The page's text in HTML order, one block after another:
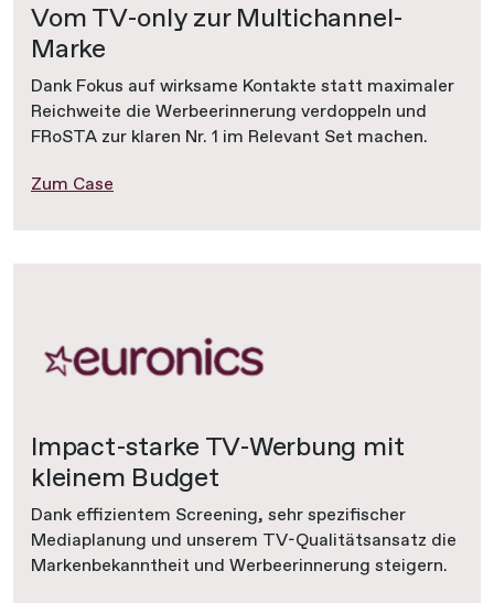
Vom TV-only zur Multichannel-
Marke
Dank Fokus auf wirksame Kontakte statt maximaler
Reichweite die Werbeerinnerung verdoppeln und
FRoSTA zur klaren Nr. 1 im Relevant Set machen.
Zum Case
Impact-starke TV-Werbung mit
kleinem Budget
Dank effizientem Screening, sehr spezifischer
Mediaplanung und unserem TV-Qualitätsansatz die
Markenbekanntheit und Werbeerinnerung steigern.